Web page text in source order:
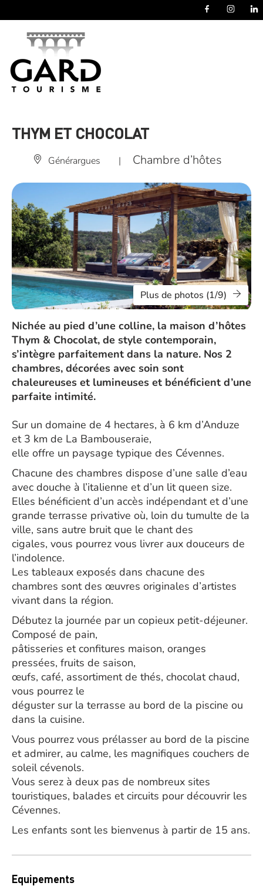
THYM ET CHOCOLAT
Générargues | Chambre d’hôtes
Plus de photos (1/9)
Nichée au pied d’une colline, la maison d’hôtes
Thym & Chocolat, de style contemporain,
s’intègre parfaitement dans la nature. Nos 2
chambres, décorées avec soin sont
chaleureuses et lumineuses et bénéficient d’une
parfaite intimité.
Sur un domaine de 4 hectares, à 6 km d’Anduze
et 3 km de La Bambouseraie,
elle offre un paysage typique des Cévennes.
Chacune des chambres dispose d’une salle d’eau
avec douche à l’italienne et d’un lit queen size.
Elles bénéficient d’un accès indépendant et d’une
grande terrasse privative où, loin du tumulte de la
ville, sans autre bruit que le chant des
cigales, vous pourrez vous livrer aux douceurs de
l’indolence.
Les tableaux exposés dans chacune des
chambres sont des œuvres originales d’artistes
vivant dans la région.
Débutez la journée par un copieux petit-déjeuner.
Composé de pain,
pâtisseries et confitures maison, oranges
pressées, fruits de saison,
œufs, café, assortiment de thés, chocolat chaud,
vous pourrez le
déguster sur la terrasse au bord de la piscine ou
dans la cuisine.
Vous pourrez vous prélasser au bord de la piscine
et admirer, au calme, les magnifiques couchers de
soleil cévenols.
Vous serez à deux pas de nombreux sites
touristiques, balades et circuits pour découvrir les
Cévennes.
Les enfants sont les bienvenus à partir de 15 ans.
Equipements